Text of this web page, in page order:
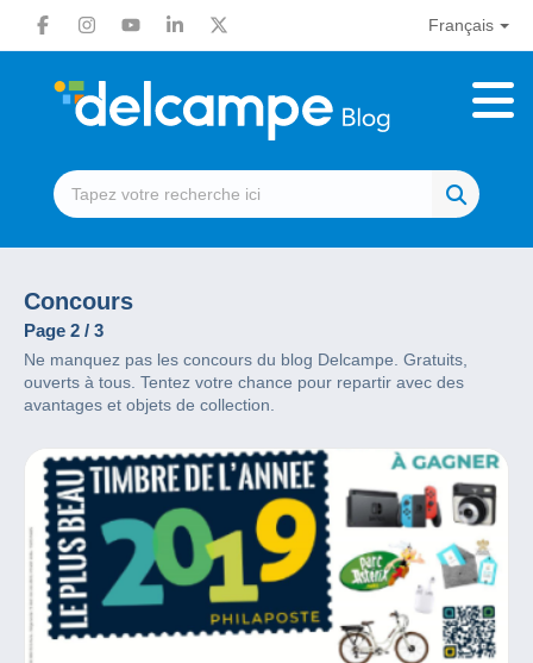
Français
Concours
Page 2 / 3
Ne manquez pas les concours du blog Delcampe. Gratuits,
ouverts à tous. Tentez votre chance pour repartir avec des
avantages et objets de collection.